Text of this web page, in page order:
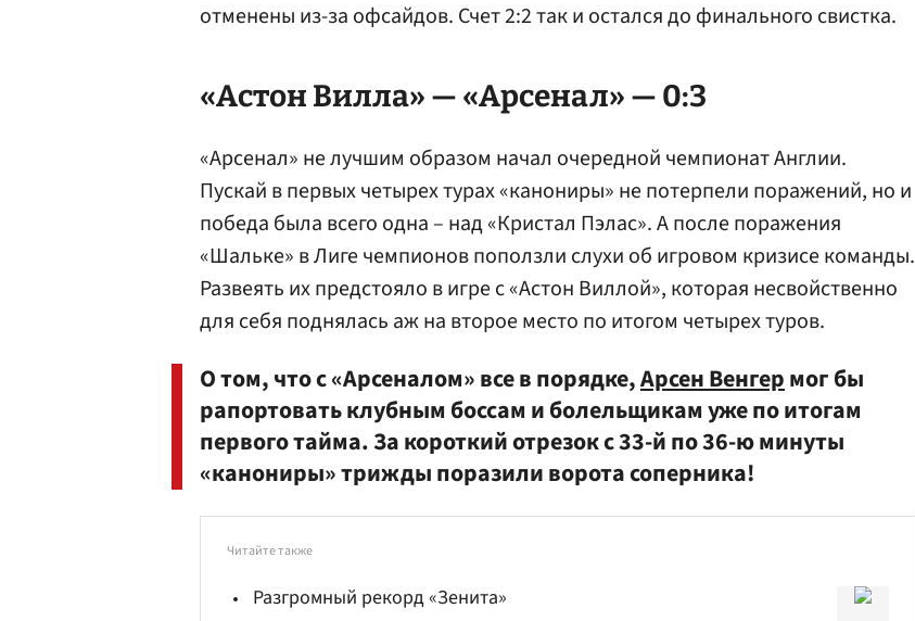
отменены из-за офсайдов. Счет 2:2 так и остался до финального свистка.
«Астон Вилла» — «Арсенал» — 0:3
«Арсенал» не лучшим образом начал очередной чемпионат Англии.
Пускай в первых четырех турах «канониры» не потерпели поражений, но и
победа была всего одна – над «Кристал Пэлас». А после поражения
«Шальке» в Лиге чемпионов поползли слухи об игровом кризисе команды.
Развеять их предстояло в игре с «Астон Виллой», которая несвойственно
для себя поднялась аж на второе место по итогом четырех туров.
О том, что с «Арсеналом» все в порядке,Арсен Венгермог бы
рапортовать клубным боссам и болельщикам уже по итогам
первого тайма. За короткий отрезок с 33-й по 36-ю минуты
«канониры» трижды поразили ворота соперника!
Читайте также
Разгромный рекорд «Зенита»